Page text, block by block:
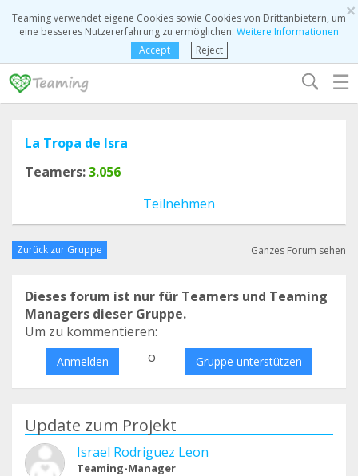
×
Teaming verwendet eigene Cookies sowie Cookies von Drittanbietern, um
eine besseres Nutzererfahrung zu ermöglichen. Weitere Informationen
Accept
Reject
☰
La Tropa de Isra
Teamers:3.056
Teilnehmen
Zurück zur Gruppe Ganzes Forum sehen
Dieses forum ist nur für Teamers und Teaming
Managers dieser Gruppe.
Um zu kommentieren:
Anmelden o Gruppe unterstützen
Update zum Projekt
Israel Rodriguez Leon
Teaming-Manager